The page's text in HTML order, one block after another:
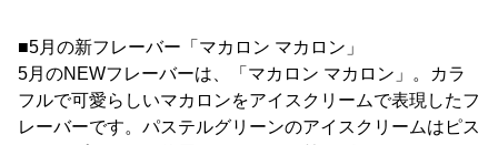
■5月の新フレーバー「マカロン マカロン」
5月のNEWフレーバーは、「マカロン マカロン」。カラ
フルで可愛らしいマカロンをアイスクリームで表現したフ
レーバーです。パステルグリーンのアイスクリームはピス